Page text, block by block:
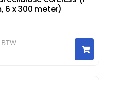
6 x 300 meter)